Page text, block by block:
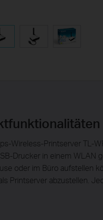
Wireless-Printserver TL-
Drucker in einem WLAN
oder im Büro aufstellen
Printserver abzustellen.